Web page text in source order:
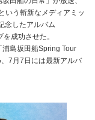
いう斬新なメディアミッ
念したアルバム
成功させた。
島坂田船Spring Tour
7月7日には最新アルバ